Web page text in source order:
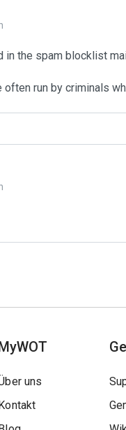
the spam blocklist
run by criminals
uns